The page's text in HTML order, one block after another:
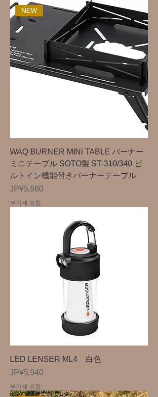
NEW
WAQ BURNER MINI TABLE バーナー
ミニテーブル SOTO製 ST-310/340 ビ
ルトイン機能付きバーナーテーブル
가격
JP¥5,980
부가세 포함:
LED LENSER ML4 白色
가격
JP¥5,940
부가세 포함: